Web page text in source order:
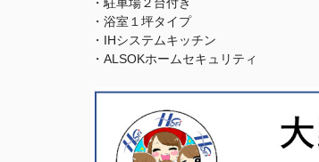
・浴室１坪タイプ
・IHシステムキッチン
・ALSOKホームセキュリティ